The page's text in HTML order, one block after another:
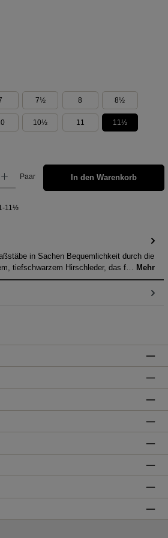
7½ 8 8½
10½ 11 11½
Wert ein oder benutze die Schaltflächen um die Anzahl
Paar In den Warenkorb
11½
in Sachen Bequemlichkeit durch die
tiefschwarzem Hirschleder, das f… Mehr